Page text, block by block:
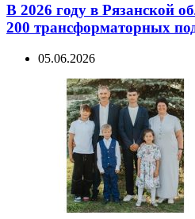
В 2026 году в Рязанской
200 трансформаторных
05.06.2026